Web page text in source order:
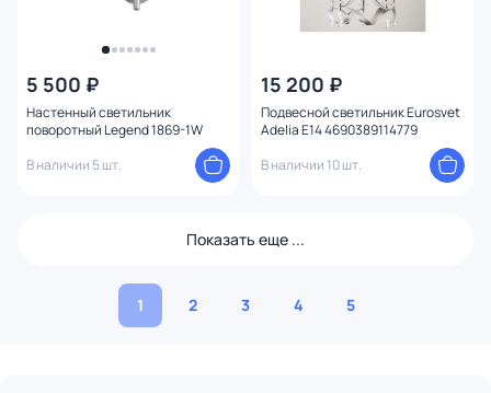
5 500 ₽
Настенный светильник
поворотный Legend 1869-1W
В наличии 5 шт.
15 200 ₽
Подвесной светильник Eurosvet
Adelia E14 4690389114779
В наличии 10 шт.
Показать еще ...
1 2 3 4 5